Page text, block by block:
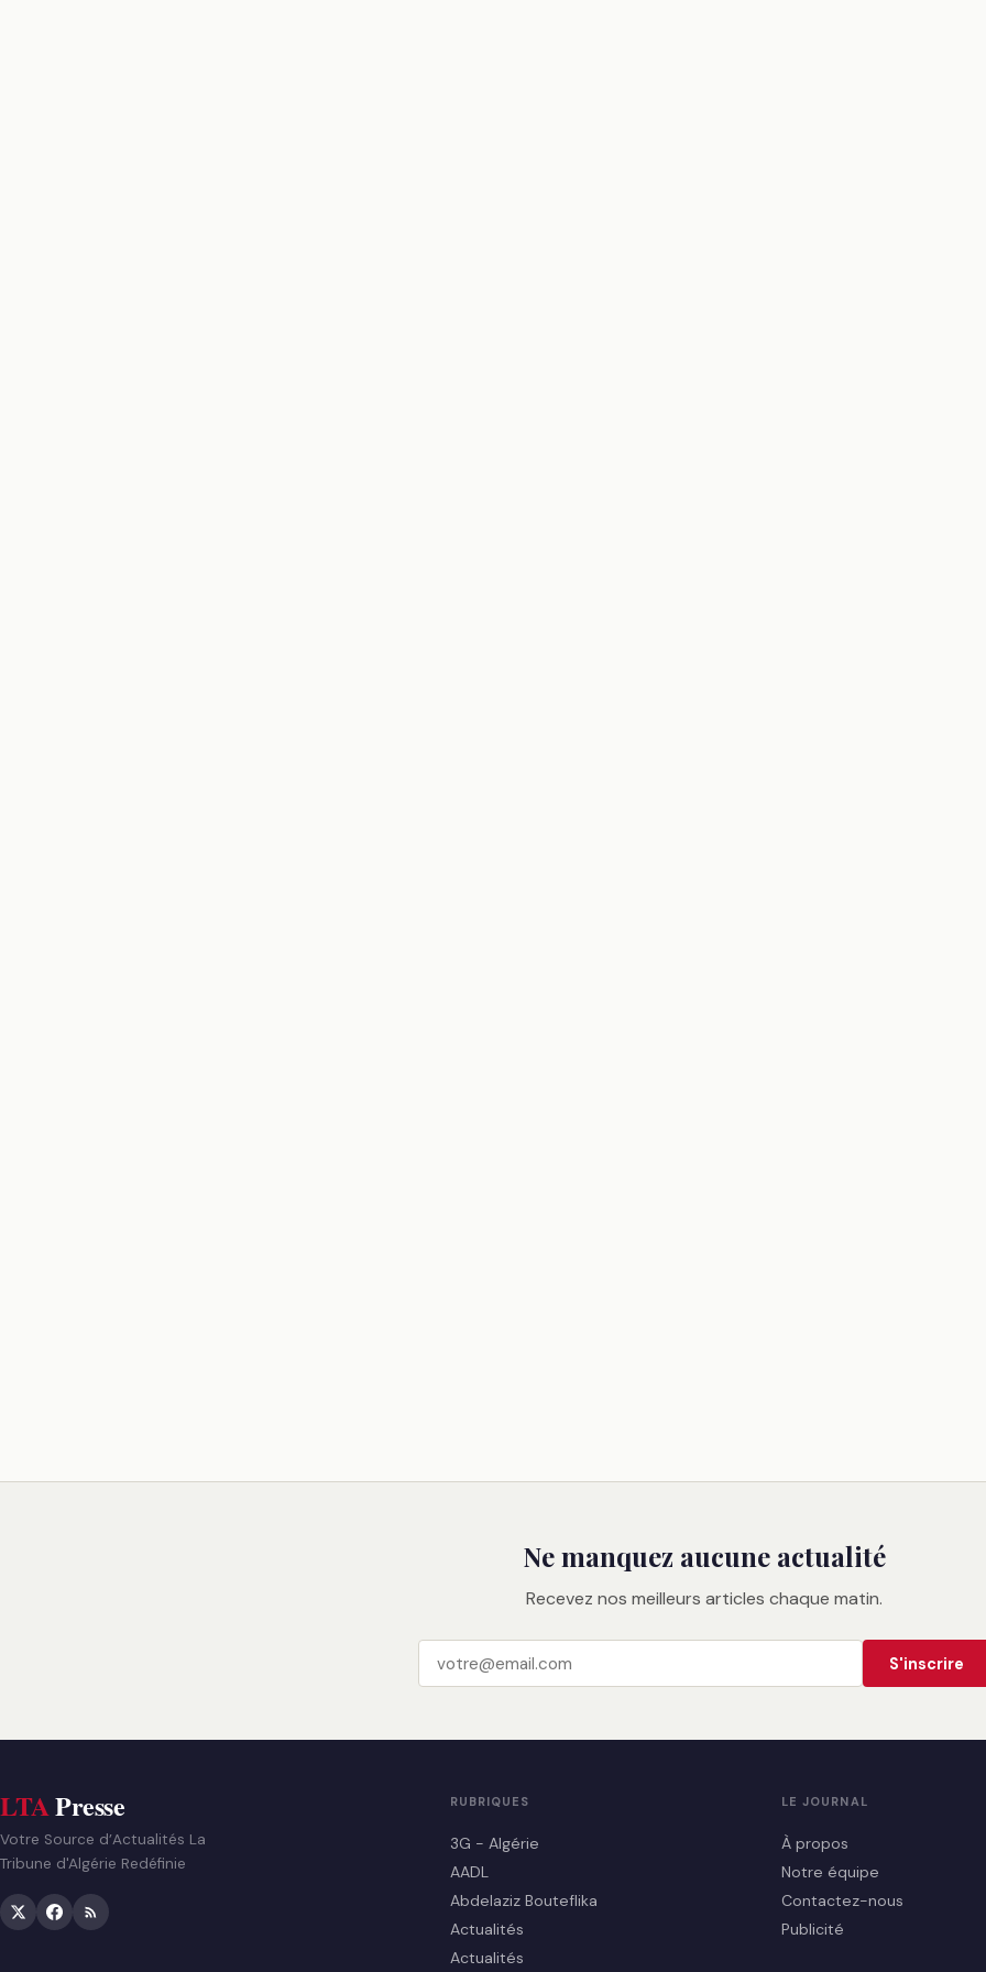
Ne manquez aucune actualité
Recevez nos meilleurs articles chaque matin.
S'inscrire
LTAPresse
Votre Source d’Actualités La
Tribune d'Algérie Redéfinie
RUBRIQUES
3G - Algérie
AADL
Abdelaziz Bouteflika
Actualités
Actualités
LE JOURNAL
À propos
Notre équipe
Contactez-nous
Publicité